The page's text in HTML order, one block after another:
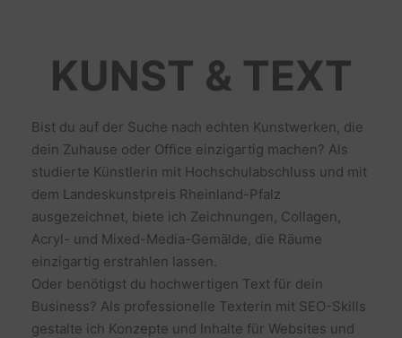
KUNST & TEXT
Bist du auf der Suche nach echten Kunstwerken, die
dein Zuhause oder Office einzigartig machen? Als
studierte Künstlerin mit Hochschulabschluss und mit
dem Landeskunstpreis Rheinland-Pfalz
ausgezeichnet, biete ich Zeichnungen, Collagen,
Acryl- und Mixed-Media-Gemälde, die Räume
einzigartig erstrahlen lassen.
Oder benötigst du hochwertigen Text für dein
Business? Als professionelle Texterin mit SEO-Skills
gestalte ich Konzepte und Inhalte für Websites und